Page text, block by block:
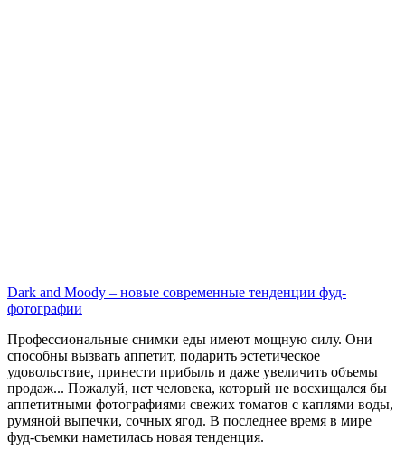
Dark and Moody – новые современные тенденции фуд-
фотографии
Профессиональные снимки еды имеют мощную силу. Они
способны вызвать аппетит, подарить эстетическое
удовольствие, принести прибыль и даже увеличить объемы
продаж... Пожалуй, нет человека, который не восхищался бы
аппетитными фотографиями свежих томатов с каплями воды,
румяной выпечки, сочных ягод. В последнее время в мире
фуд-съемки наметилась новая тенденция.